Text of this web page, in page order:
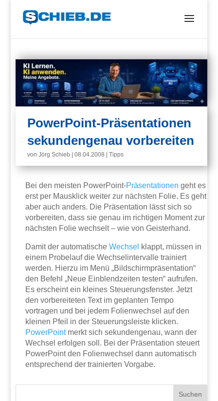
PowerPoint-Präsentationen
sekundengenau vorbereiten
vonJörg Schieb |08.04.2008 |Tipps
Bei den meisten PowerPoint-Präsentationen geht es
erst per Mausklick weiter zur nächsten Folie. Es geht
aber auch anders. Die Präsentation lässt sich so
vorbereiten, dass sie genau im richtigen Moment zur
nächsten Folie wechselt – wie von Geisterhand.
Damit der automatischeWechsel klappt, müssen in
einem Probelauf die Wechselintervalle trainiert
werden. Hierzu im Menü „Bildschirmpräsentation“
den Befehl „Neue Einblendzeiten testen“ aufrufen.
Es erscheint ein kleines Steuerungsfenster. Jetzt
den vorbereiteten Text im geplanten Tempo
vortragen und bei jedem Folienwechsel auf den
kleinen Pfeil in der Steuerungsleiste klicken.
PowerPointmerkt sich sekundengenau, wann der
Wechsel erfolgen soll. Bei der Präsentation steuert
PowerPoint den Folienwechsel dann automatisch
entsprechend der trainierten Vorgabe.